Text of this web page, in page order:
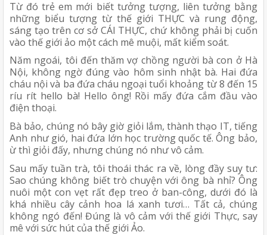
Từ đó trẻ em mới biết tưởng tượng, liên tưởng bằng
những biểu tượng từ thế giới THỰC và rung động,
sáng tạo trên cơ sở CÁI THỰC, chứ không phải bị cuốn
vào thế giới ảo một cách mê muội, mất kiểm soát.
Năm ngoái, tôi đến thăm vợ chồng người bà con ở Hà
Nội, không ngờ đúng vào hôm sinh nhật bà. Hai đứa
cháu nội và ba đứa cháu ngoại tuổi khoảng từ 8 đến 15
ríu rít hello bà! Hello ông! Rồi mấy đứa cắm đầu vào
điện thoại.
Bà bảo, chúng nó bây giờ giỏi lắm, thành thạo IT, tiếng
Anh như gió, hai đứa lớn học trường quốc tế. Ông bảo,
ừ thì giỏi đấy, nhưng chúng nó như vô cảm.
Sau mấy tuần trà, tôi thoái thác ra về, lòng đầy suy tư:
Sao chúng không biết trò chuyện với ông bà nhỉ? Ông
nuôi một con vẹt rất đẹp treo ở ban-công, dưới đó là
khá nhiều cây cảnh hoa lá xanh tươi… Tất cả, chúng
không ngó đến! Đúng là vô cảm với thế giới Thực, say
mê với sức hút của thế giới Ảo.